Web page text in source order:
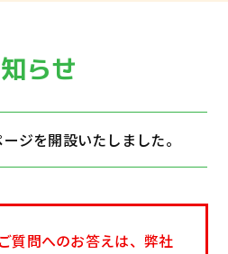
らせ
ジを開設いたしました。
質問へのお答えは、弊社